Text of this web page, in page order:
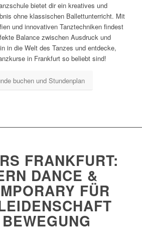
bietet dir ein kreatives und
ohne klassischen Ballettunterricht. Mit
und innovativen Tanztechniken findest
Balance zwischen Ausdruck und
in die Welt des Tanzes und entdecke,
in Frankfurt so beliebt sind!
buchen und Stundenplan
FRANKFURT:
DANCE &
FÜR